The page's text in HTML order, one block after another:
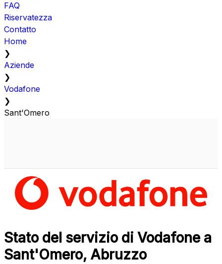
FAQ
Riservatezza
Contatto
Home
❯
Aziende
❯
Vodafone
❯
Sant'Omero
Stato del servizio di Vodafone a
Sant'Omero, Abruzzo